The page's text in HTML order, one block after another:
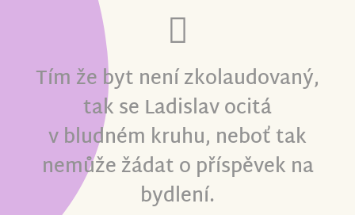
Tím že byt není zkolaudovaný,
tak se Ladislav ocitá
v bludném kruhu, neboť tak
nemůže žádat o příspěvek na
bydlení.